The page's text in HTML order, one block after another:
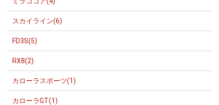
スカイライン(6)
FD3S(5)
RX8(2)
カローラスポーツ(1)
カローラGT(1)